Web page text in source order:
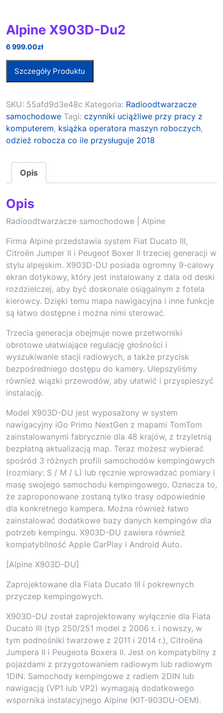
Alpine X903D-Du2
6 999.00zł
Szczegóły Produktu
SKU: 55afd9d3e48c Kategoria: Radioodtwarzacze
samochodowe Tagi: czynniki uciążliwe przy pracy z
komputerem, książka operatora maszyn roboczych,
odzież robocza co ile przysługuje 2018
Opis
Opis
Radioodtwarzacze samochodowe | Alpine
Firma Alpine przedstawia system Fiat Ducato III,
Citroën Jumper II i Peugeot Boxer II trzeciej generacji w
stylu alpejskim. X903D-DU posiada ogromny 9-calowy
ekran dotykowy, który jest instalowany z dala od deski
rozdzielczej, aby być doskonale osiągalnym z fotela
kierowcy. Dzięki temu mapa nawigacyjna i inne funkcje
są łatwo dostępne i można nimi sterować.
Trzecia generacja obejmuje nowe przetworniki
obrotowe ułatwiające regulację głośności i
wyszukiwanie stacji radiowych, a także przycisk
bezpośredniego dostępu do kamery. Ulepszyliśmy
również wiązki przewodów, aby ułatwić i przyspieszyć
instalację.
Model X903D-DU jest wyposażony w system
nawigacyjny iGo Primo NextGen z mapami TomTom
zainstalowanymi fabrycznie dla 48 krajów, z trzyletnią
bezpłatną aktualizacją map. Teraz możesz wybierać
spośród 3 różnych profili samochodów kempingowych
(rozmiary: S / M / L) lub ręcznie wprowadzać pomiary i
masę swojego samochodu kempingowego. Oznacza to,
że zaproponowane zostaną tylko trasy odpowiednie
dla konkretnego kampera. Można również łatwo
zainstalować dodatkowe bazy danych kempingów dla
potrzeb kempingu. X903D-DU zawiera również
kompatybilność Apple CarPlay i Android Auto.
[Alpine X903D-DU]
Zaprojektowane dla Fiata Ducato III i pokrewnych
przyczep kempingowych.
X903D-DU został zaprojektowany wyłącznie dla Fiata
Ducato III (typ 250/251 model z 2006 r. i nowszy, w
tym podnośniki twarzowe z 2011 i 2014 r.), Citroëna
Jumpera II i Peugeota Boxera II. Jest on kompatybilny z
pojazdami z przygotowaniem radiowym lub radiowym
1DIN. Samochody kempingowe z radiem 2DIN lub
nawigacją (VP1 lub VP2) wymagają dodatkowego
wspornika instalacyjnego Alpine (KIT-903DU-OEM).